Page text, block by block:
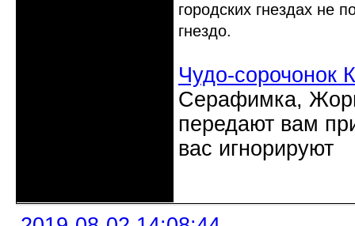
городских гнездах не
гнездо.
Чудо-сорочонок
Серафимка,
передают вам
вас игнорируют